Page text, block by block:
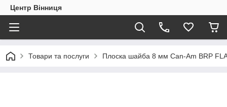
Центр Вінниця
Товари та послуги Плоска шайба 8 мм Can-Am BRP